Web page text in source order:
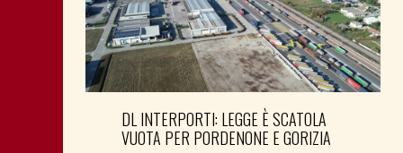
DL INTERPORTI: LEGGE È SCATOLA
VUOTA PER PORDENONE E GORIZIA